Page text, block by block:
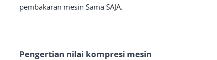
pembakaran mesin Sama SAJA.
Pengertian nilai kompresi mesin